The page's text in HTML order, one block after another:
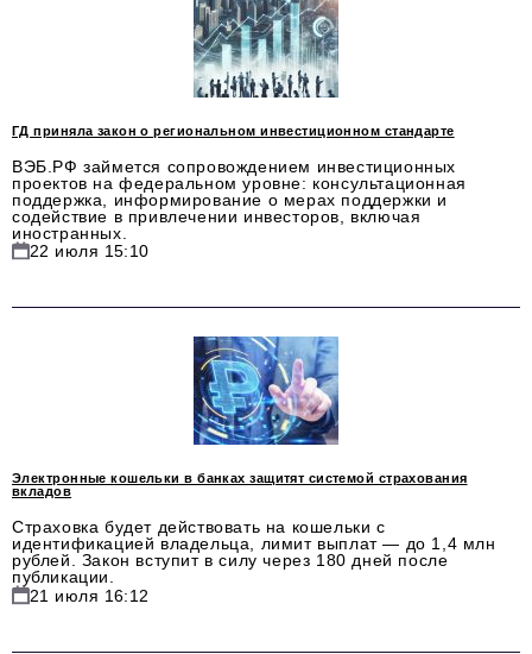
ГД приняла закон о региональном инвестиционном стандарте
ВЭБ.РФ займется сопровождением инвестиционных
проектов на федеральном уровне: консультационная
поддержка, информирование о мерах поддержки и
содействие в привлечении инвесторов, включая
иностранных.
22 июля 15:10
Электронные кошельки в банках защитят системой страхования
вкладов
Страховка будет действовать на кошельки с
идентификацией владельца, лимит выплат — до 1,4 млн
рублей. Закон вступит в силу через 180 дней после
публикации.
21 июля 16:12